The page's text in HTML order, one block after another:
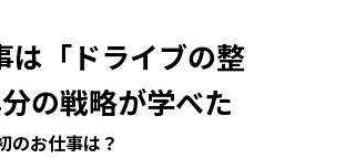
は「ドライブの整
の戦略が学べた
のお仕事は？